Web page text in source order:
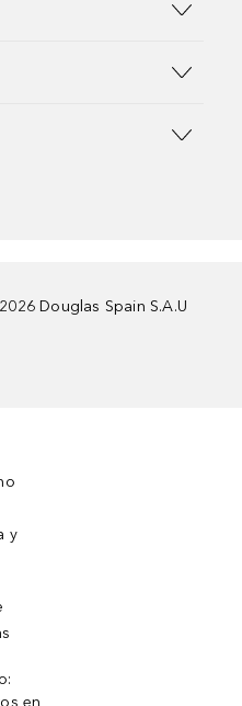
2026 Douglas Spain S.A.U
y
en